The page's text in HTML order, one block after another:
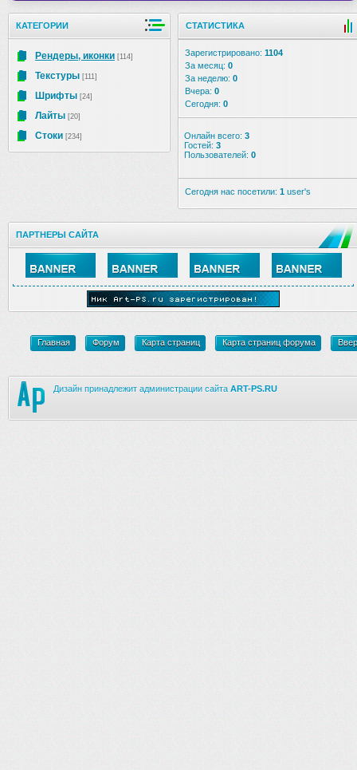
КАТЕГОРИИ
Рендеры, иконки [114]
Текстуры [111]
Шрифты [24]
Лайты [20]
Стоки [234]
СТАТИСТИКА
Зарегистрировано: 1104
За месяц: 0
За неделю: 0
Вчера: 0
Сегодня: 0
Онлайн всего: 3
Гостей: 3
Пользователей: 0
Сегодня нас посетили: 1 user's
ПАРТНЕРЫ САЙТА
Главная Форум Карта страниц Карта страниц форума
Дизайн принадлежит администрации сайта ART-PS.RU